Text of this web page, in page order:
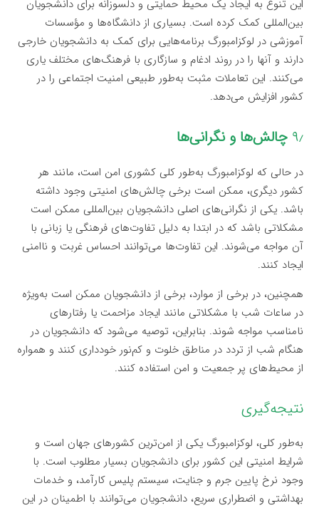
این تنوع به ایجاد یک محیط حمایتی و دلسوزانه برای دانشجویان
بین‌المللی کمک کرده است. بسیاری از دانشگاه‌ها و مؤسسات
آموزشی در لوکزامبورگ برنامه‌هایی برای کمک به دانشجویان خارجی
دارند و آنها را در روند ادغام و سازگاری با فرهنگ‌های مختلف یاری
می‌کنند. این تعاملات مثبت به‌طور طبیعی امنیت اجتماعی را در
کشور افزایش می‌دهد.
۹٫ چالش‌ها و نگرانی‌ها
در حالی که لوکزامبورگ به‌طور کلی کشوری امن است، مانند هر
کشور دیگری، ممکن است برخی چالش‌های امنیتی وجود داشته
باشد. یکی از نگرانی‌های اصلی دانشجویان بین‌المللی ممکن است
مشکلاتی باشد که در ابتدا به دلیل تفاوت‌های فرهنگی یا زبانی با
آن مواجه می‌شوند. این تفاوت‌ها می‌توانند احساس غربت و ناامنی
ایجاد کنند.
همچنین، در برخی از موارد، برخی از دانشجویان ممکن است به‌ویژه
در ساعات شب با مشکلاتی مانند ایجاد مزاحمت یا رفتارهای
نامناسب مواجه شوند. بنابراین، توصیه می‌شود که دانشجویان در
هنگام شب از تردد در مناطق خلوت و کم‌نور خودداری کنند و همواره
از محیط‌های پر جمعیت و امن استفاده کنند.
نتیجه‌گیری
به‌طور کلی، لوکزامبورگ یکی از امن‌ترین کشورهای جهان است و
شرایط امنیتی این کشور برای دانشجویان بسیار مطلوب است. با
وجود نرخ پایین جرم و جنایت، سیستم پلیس کارآمد، و خدمات
بهداشتی و اضطراری سریع، دانشجویان می‌توانند با اطمینان در این